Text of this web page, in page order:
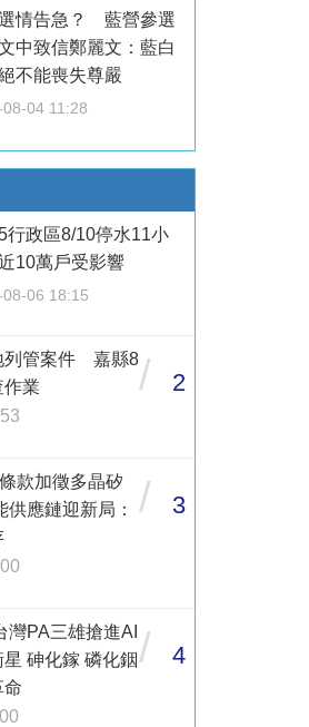
情告急？ 藍營參選
中致信鄭麗文：藍白
不能喪失尊嚴
04 11:28
行政區8/10停水11小
10萬戶受影響
08-06 18:15
列管案件 嘉縣8
作業
/ 2
款加徵多晶矽
供應鏈迎新局：
/ 3
灣PA三雄搶進AI
砷化鎵 磷化銦
命
/ 4